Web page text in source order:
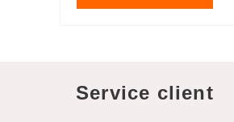
Service client